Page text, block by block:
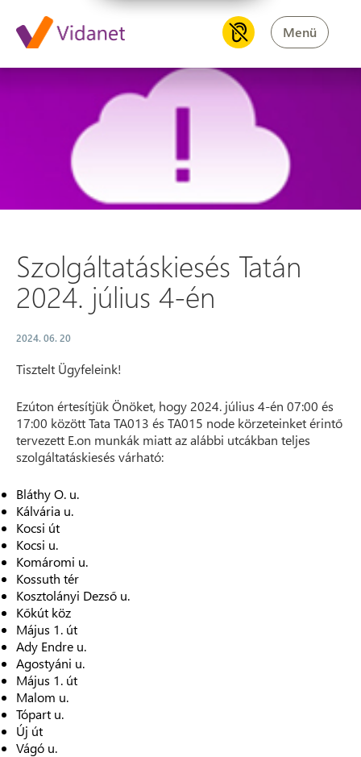
Menü
Szolgáltatáskiesés Tatán
Szolgáltatáskiesés Tatán
2024. július 4-én
2024. 06. 20
Tisztelt Ügyfeleink!
Ezúton értesítjük Önöket, hogy 2024. július 4-én 07:00 és
17:00 között Tata TA013 és TA015 node körzeteinket érintő
tervezett E.on munkák miatt az alábbi utcákban teljes
szolgáltatáskiesés várható:
Bláthy O. u.
Kálvária u.
Kocsi út
Kocsi u.
Komáromi u.
Kossuth tér
Kosztolányi Dezső u.
Kőkút köz
Május 1. út
Ady Endre u.
Agostyáni u.
Május 1. út
Malom u.
Tópart u.
Új út
Vágó u.